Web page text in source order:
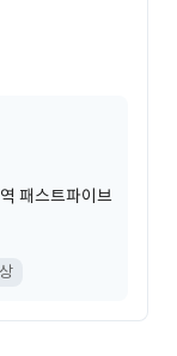
패스트파이브